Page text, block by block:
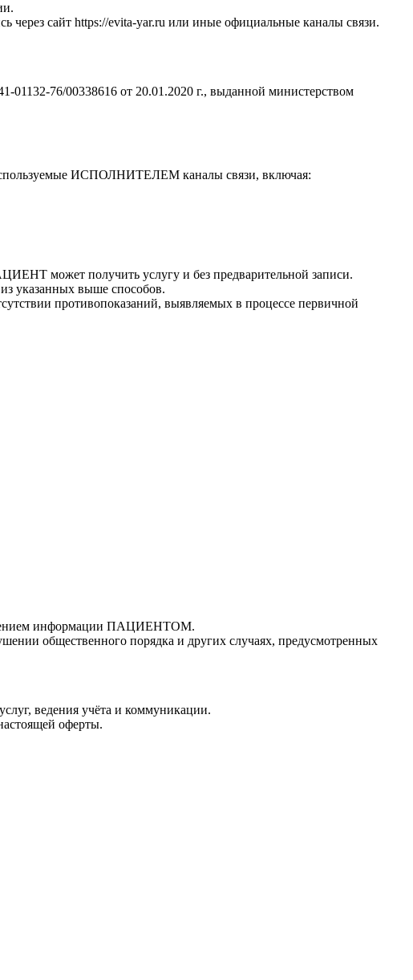
сайт https://evita-yar.ru или иные официальные каналы связи.
76/00338616 от 20.01.2020 г., выданной министерством
ИСПОЛНИТЕЛЕМ каналы связи, включая:
может получить услугу и без предварительной записи.
указанных выше способов.
противопоказаний, выявляемых в процессе первичной
информации ПАЦИЕНТОМ.
общественного порядка и других случаях, предусмотренных
ведения учёта и коммуникации.
оферты.